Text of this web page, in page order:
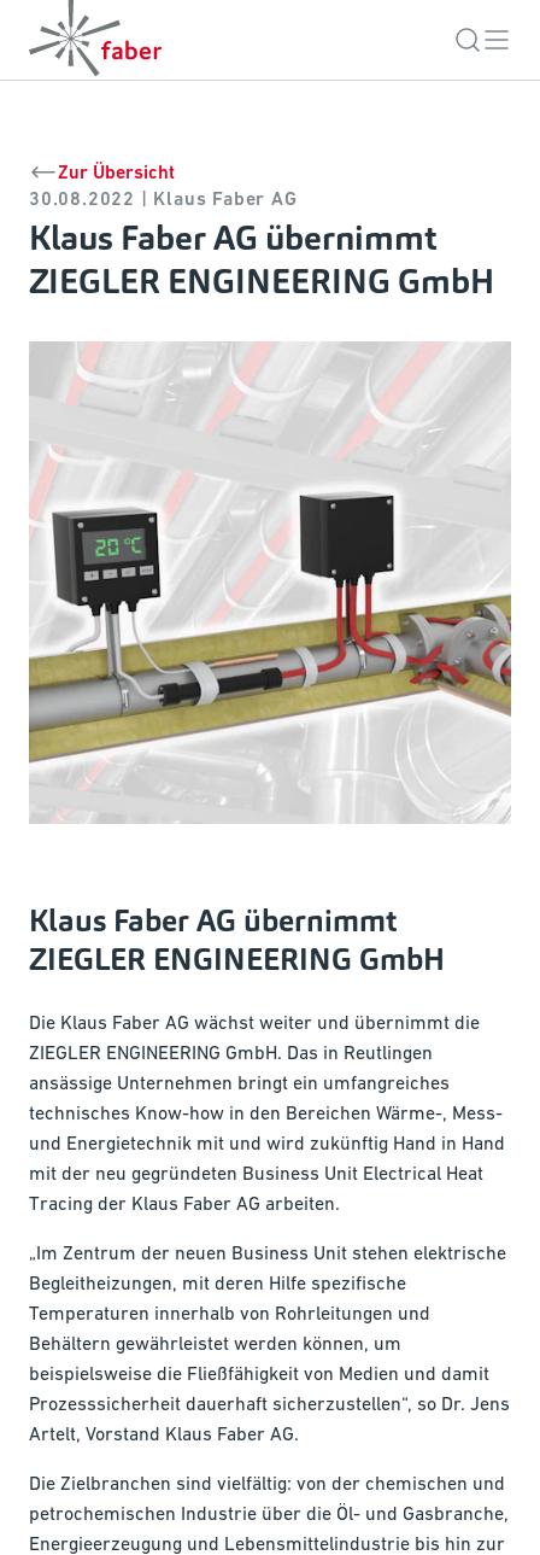
Zur Übersicht
30.08.2022 | Klaus Faber AG
Klaus Faber AG übernimmt
ZIEGLER ENGINEERING GmbH
Klaus Faber AG übernimmt
ZIEGLER ENGINEERING GmbH
Die Klaus Faber AG wächst weiter und übernimmt die
ZIEGLER ENGINEERING GmbH. Das in Reutlingen
ansässige Unternehmen bringt ein umfangreiches
technisches Know-how in den Bereichen Wärme-, Mess-
und Energietechnik mit und wird zukünftig Hand in Hand
mit der neu gegründeten Business Unit Electrical Heat
Tracing der Klaus Faber AG arbeiten.
„Im Zentrum der neuen Business Unit stehen elektrische
Begleitheizungen, mit deren Hilfe spezifische
Temperaturen innerhalb von Rohrleitungen und
Behältern gewährleistet werden können, um
beispielsweise die Fließfähigkeit von Medien und damit
Prozesssicherheit dauerhaft sicherzustellen“, so Dr. Jens
Artelt, Vorstand Klaus Faber AG.
Die Zielbranchen sind vielfältig: von der chemischen und
petrochemischen Industrie über die Öl- und Gasbranche,
Energieerzeugung und Lebensmittelindustrie bis hin zur